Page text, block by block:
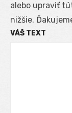
alebo upraviť
nižšie.
VÁŠ TEXT